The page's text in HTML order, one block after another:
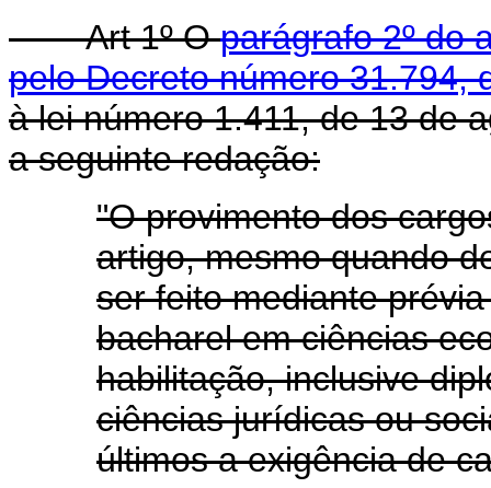
Art 1º Oparágrafo 2º do
pelo Decreto número 31.794,
à lei número 1.411, de 13 de
a seguinte redação:
"O provimento dos
artigo, mesmo quando
ser feito mediante
bacharel em ciências
habilitação, inclusive
ciências jurídicas ou
últimos a exigência de